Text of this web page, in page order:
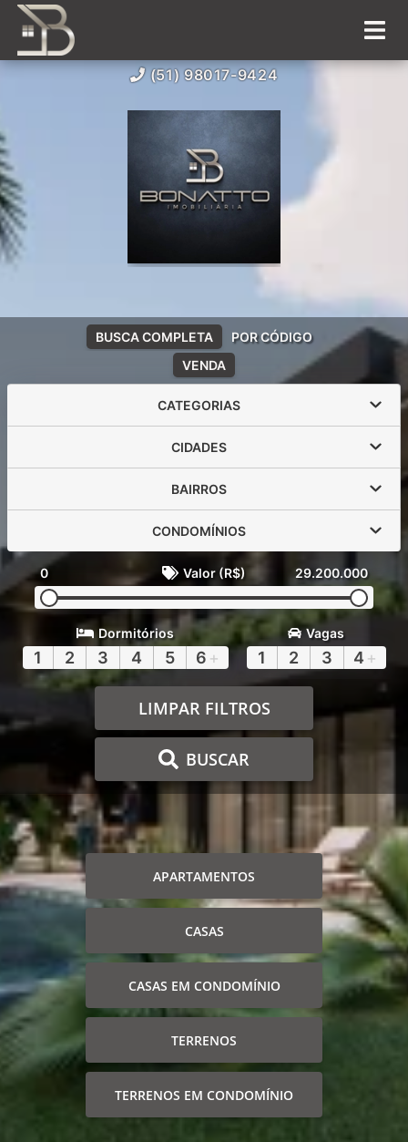
(51) 98017-9424
VENDA
BUSCA COMPLETA POR CÓDIGO
CATEGORIAS
CIDADES
BAIRROS
CONDOMÍNIOS
0 Valor (R$) 29.200.000
Dormitórios
1 2 3 4 5 6 +
Vagas
1 2 3 4 +
LIMPAR FILTROS
BUSCAR
APARTAMENTOS
CASAS
CASAS EM CONDOMÍNIO
TERRENOS
TERRENOS EM CONDOMÍNIO